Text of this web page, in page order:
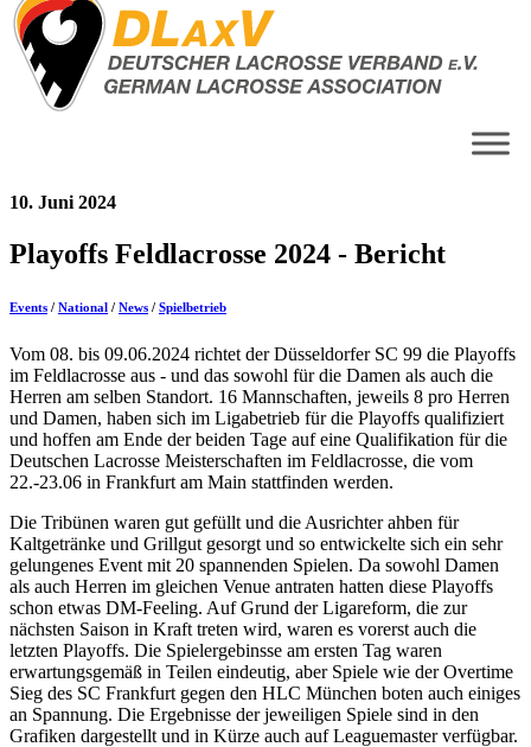
10. Juni 2024
Playoffs Feldlacrosse 2024 - Bericht
Events / National / News / Spielbetrieb
Vom 08. bis 09.06.2024 richtet der Düsseldorfer SC 99 die Playoffs
im Feldlacrosse aus - und das sowohl für die Damen als auch die
Herren am selben Standort. 16 Mannschaften, jeweils 8 pro Herren
und Damen, haben sich im Ligabetrieb für die Playoffs qualifiziert
und hoffen am Ende der beiden Tage auf eine Qualifikation für die
Deutschen Lacrosse Meisterschaften im Feldlacrosse, die vom
22.-23.06 in Frankfurt am Main stattfinden werden.
Die Tribünen waren gut gefüllt und die Ausrichter ahben für
Kaltgetränke und Grillgut gesorgt und so entwickelte sich ein sehr
gelungenes Event mit 20 spannenden Spielen. Da sowohl Damen
als auch Herren im gleichen Venue antraten hatten diese Playoffs
schon etwas DM-Feeling. Auf Grund der Ligareform, die zur
nächsten Saison in Kraft treten wird, waren es vorerst auch die
letzten Playoffs. Die Spielergebinsse am ersten Tag waren
erwartungsgemäß in Teilen eindeutig, aber Spiele wie der Overtime
Sieg des SC Frankfurt gegen den HLC München boten auch einiges
an Spannung. Die Ergebnisse der jeweiligen Spiele sind in den
Grafiken dargestellt und in Kürze auch auf Leaguemaster verfügbar.